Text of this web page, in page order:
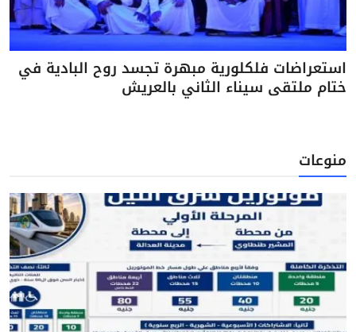
استعراضات فلكلورية مبهرة تجسد روح البادية في
ختام ملتقى سيناء الثاني بالعريش
منوعات